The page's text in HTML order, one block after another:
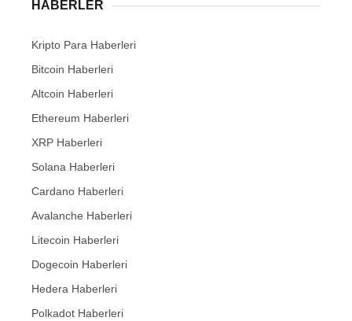
HABERLER
Kripto Para Haberleri
Bitcoin Haberleri
Altcoin Haberleri
Ethereum Haberleri
XRP Haberleri
Solana Haberleri
Cardano Haberleri
Avalanche Haberleri
Litecoin Haberleri
Dogecoin Haberleri
Hedera Haberleri
Polkadot Haberleri